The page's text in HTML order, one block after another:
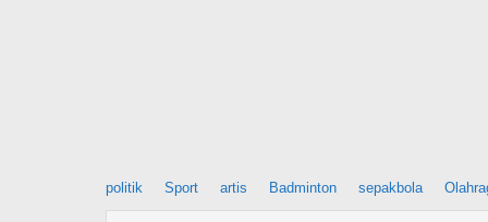
politik Sport artis Badminton sepakbola